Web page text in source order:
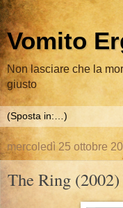
Vomito
Non lasciare che la
giusto
mercoledì 25 ottobre
The Ring (2002)